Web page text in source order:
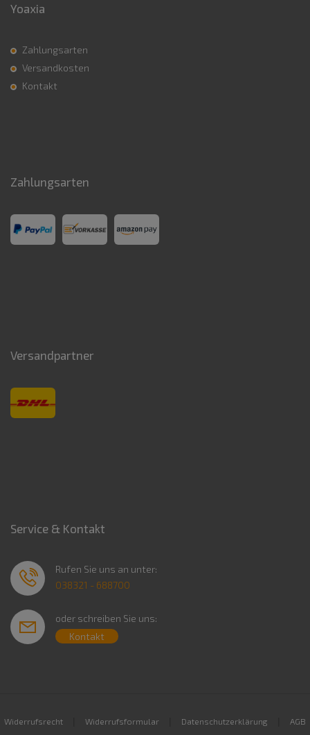
Yoaxia
Zahlungsarten
Versandkosten
Kontakt
Zahlungsarten
Versandpartner
Service & Kontakt
Rufen Sie uns an unter:
038321 - 688700
oder schreiben Sie uns:
Kontakt
Widerrufsrecht Widerrufsformular Datenschutzerklärung AGB